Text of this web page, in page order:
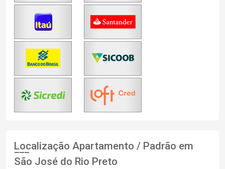
Localização Apartamento / Padrão em
São José do Rio Preto